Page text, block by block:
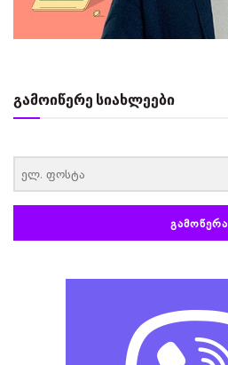
გამოიწერე სიახლეები
ᲒᲐᲛᲝᲬᲔᲠᲐ